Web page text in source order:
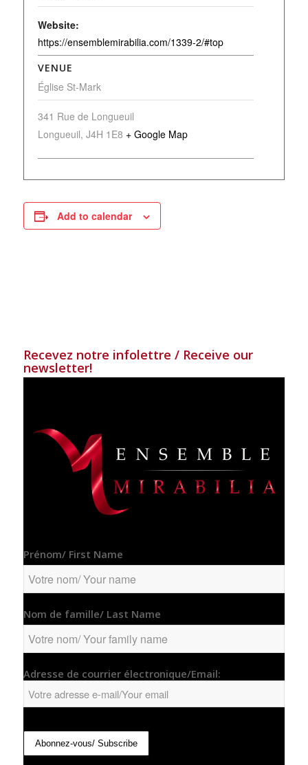
Website:
https://ensemblemirabilia.com/1339-2/#top
VENUE
Église St-Mark
341 Rue de Longueuil
Longueuil, J4H 1E8 + Google Map
Add to calendar
Recevez notre infolettre / Receive our
newsletter!
Prénom/ First Name
Nom de famille/ Last Name
Adresse de courrier électronique/Email: